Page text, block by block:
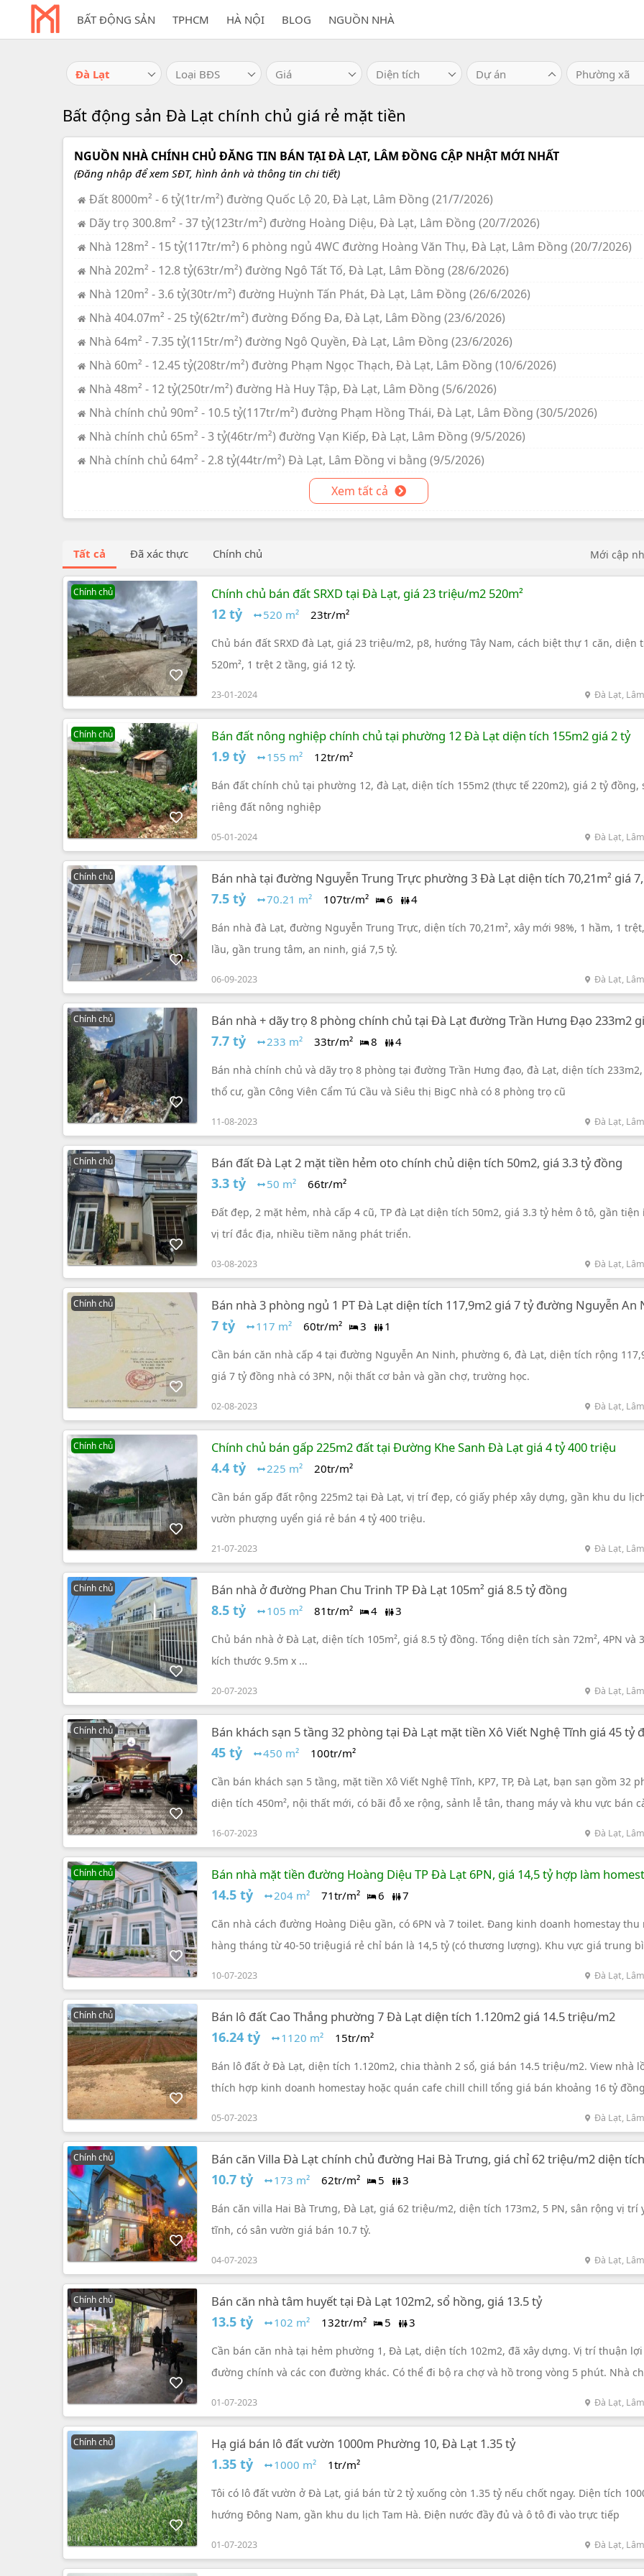
BẤT ĐỘNG SẢN TPHCM HÀ NỘI BLOG NGUỒN NHÀ
Đà Lạt Loại BĐS Giá Diện tích Dự án Phường xã
Bất động sản Đà Lạt chính chủ giá rẻ mặt tiền
NGUỒN NHÀ CHÍNH CHỦ ĐĂNG TIN BÁN TẠI ĐÀ LẠT, LÂM ĐỒNG CẬP NHẬT MỚI NHẤT
(Đăng nhập để xem SĐT, hình ảnh và thông tin chi tiết)
Đất 8000m² - 6 tỷ(1tr/m²) đường Quốc Lộ 20, Đà Lạt, Lâm Đồng (21/7/2026)
Dãy trọ 300.8m² - 37 tỷ(123tr/m²) đường Hoàng Diệu, Đà Lạt, Lâm Đồng (20/7/2026)
Nhà 128m² - 15 tỷ(117tr/m²) 6 phòng ngủ 4WC đường Hoàng Văn Thụ, Đà Lạt, Lâm Đồng (20/7/2026)
Nhà 202m² - 12.8 tỷ(63tr/m²) đường Ngô Tất Tố, Đà Lạt, Lâm Đồng (28/6/2026)
Nhà 120m² - 3.6 tỷ(30tr/m²) đường Huỳnh Tấn Phát, Đà Lạt, Lâm Đồng (26/6/2026)
Nhà 404.07m² - 25 tỷ(62tr/m²) đường Đống Đa, Đà Lạt, Lâm Đồng (23/6/2026)
Nhà 64m² - 7.35 tỷ(115tr/m²) đường Ngô Quyền, Đà Lạt, Lâm Đồng (23/6/2026)
Nhà 60m² - 12.45 tỷ(208tr/m²) đường Phạm Ngọc Thạch, Đà Lạt, Lâm Đồng (10/6/2026)
Nhà 48m² - 12 tỷ(250tr/m²) đường Hà Huy Tập, Đà Lạt, Lâm Đồng (5/6/2026)
Nhà chính chủ 90m² - 10.5 tỷ(117tr/m²) đường Phạm Hồng Thái, Đà Lạt, Lâm Đồng (30/5/2026)
Nhà chính chủ 65m² - 3 tỷ(46tr/m²) đường Vạn Kiếp, Đà Lạt, Lâm Đồng (9/5/2026)
Nhà chính chủ 64m² - 2.8 tỷ(44tr/m²) Đà Lạt, Lâm Đồng vi bằng (9/5/2026)
Xem tất cả
Tất cả Đã xác thực Chính chủ Mới cập
Chính chủ Chính chủ bán đất SRXD tại Đà Lạt, giá 23 triệu/m2 520m²
12 tỷ 520 m² 23tr/m²
Chủ bán đất SRXD đà Lạt, giá 23 triệu/m2, p8, hướng Tây Nam, cách biệt thự 1 căn, diện
520m², 1 trệt 2 tầng, giá 12 tỷ.
23-01-2024 Đà Lạt,
Chính chủ Bán đất nông nghiệp chính chủ tại phường 12 Đà Lạt diện tích 155m2 giá 2 tỷ
1.9 tỷ 155 m² 12tr/m²
Bán đất chính chủ tại phường 12, đà Lạt, diện tích 155m2 (thực tế 220m2), giá 2 tỷ đồng,
riêng đất nông nghiệp
05-01-2024 Đà Lạt,
Chính chủ
Bán nhà tại đường Nguyễn Trung Trực phường 3 Đà Lạt diện tích 70,21m² giá
đồng
7.5 tỷ 70.21 m² 107tr/m² 6 4
Bán nhà đà Lạt, đường Nguyễn Trung Trực, diện tích 70,21m², xây mới 98%, 1 hầm, 1
lầu, gần trung tâm, an ninh, giá 7,5 tỷ.
06-09-2023 Đà Lạt,
Chính chủ
Bán nhà + dãy trọ 8 phòng chính chủ tại Đà Lạt đường Trần Hưng Đạo 233m2
tỷ đồng
7.7 tỷ 233 m² 33tr/m² 8 4
Bán nhà chính chủ và dãy trọ 8 phòng tại đường Trần Hưng đạo, đà Lạt, diện tích
thổ cư, gần Công Viên Cẩm Tú Cầu và Siêu thị BigC nhà có 8 phòng trọ cũ
11-08-2023 Đà Lạt,
Chính chủ Bán đất Đà Lạt 2 mặt tiền hẻm oto chính chủ diện tích 50m2, giá 3.3 tỷ đồng
3.3 tỷ 50 m² 66tr/m²
Đất đẹp, 2 mặt hẻm, nhà cấp 4 cũ, TP đà Lạt diện tích 50m2, giá 3.3 tỷ hẻm ô tô, gần tiện
vị trí đắc địa, nhiều tiềm năng phát triển.
03-08-2023 Đà Lạt,
Chính chủ Bán nhà 3 phòng ngủ 1 PT Đà Lạt diện tích 117,9m2 giá 7 tỷ đường Nguyễn An
7 tỷ 117 m² 60tr/m² 3 1
Cần bán căn nhà cấp 4 tại đường Nguyễn An Ninh, phường 6, đà Lạt, diện tích rộng
giá 7 tỷ đồng nhà có 3PN, nội thất cơ bản và gần chợ, trường học.
02-08-2023 Đà Lạt,
Chính chủ Chính chủ bán gấp 225m2 đất tại Đường Khe Sanh Đà Lạt giá 4 tỷ 400 triệu
4.4 tỷ 225 m² 20tr/m²
Cần bán gấp đất rộng 225m2 tại Đà Lạt, vị trí đẹp, có giấy phép xây dựng, gần khu du
vườn phượng uyển giá rẻ bán 4 tỷ 400 triệu.
21-07-2023 Đà Lạt,
Chính chủ Bán nhà ở đường Phan Chu Trinh TP Đà Lạt 105m² giá 8.5 tỷ đồng
8.5 tỷ 105 m² 81tr/m² 4 3
Chủ bán nhà ở Đà Lạt, diện tích 105m², giá 8.5 tỷ đồng. Tổng diện tích sàn 72m², 4PN và
kích thước 9.5m x ...
20-07-2023 Đà Lạt,
Chính chủ Bán khách sạn 5 tầng 32 phòng tại Đà Lạt mặt tiền Xô Viết Nghệ Tĩnh giá 45 tỷ
45 tỷ 450 m² 100tr/m²
Cần bán khách sạn 5 tầng, mặt tiền Xô Viết Nghệ Tĩnh, KP7, TP, Đà Lạt, bạn sạn gồm 32
diện tích 450m², nội thất mới, có bãi đỗ xe rộng, sảnh lễ tân, thang máy và khu vực bán
16-07-2023 Đà Lạt,
Chính chủ Bán nhà mặt tiền đường Hoàng Diệu TP Đà Lạt 6PN, giá 14,5 tỷ hợp làm
14.5 tỷ 204 m² 71tr/m² 6 7
Căn nhà cách đường Hoàng Diệu gần, có 6PN và 7 toilet. Đang kinh doanh homestay thu
hàng tháng từ 40-50 triệugiá rẻ chỉ bán là 14,5 tỷ (có thương lượng). Khu vực giá trung
10-07-2023 Đà Lạt,
Chính chủ Bán lô đất Cao Thắng phường 7 Đà Lạt diện tích 1.120m2 giá 14.5 triệu/m2
16.24 tỷ 1120 m² 15tr/m²
Bán lô đất ở Đà Lạt, diện tích 1.120m2, chia thành 2 sổ, giá bán 14.5 triệu/m2. View nhà
thích hợp kinh doanh homestay hoặc quán cafe chill chill tổng giá bán khoảng 16 tỷ
05-07-2023 Đà Lạt,
Chính chủ
Bán căn Villa Đà Lạt chính chủ đường Hai Bà Trưng, giá chỉ 62 triệu/m2 diện tích
173m2
10.7 tỷ 173 m² 62tr/m² 5 3
Bán căn villa Hai Bà Trưng, Đà Lạt, giá 62 triệu/m2, diện tích 173m2, 5 PN, sân rộng vị trí
tĩnh, có sân vườn giá bán 10.7 tỷ.
04-07-2023 Đà Lạt,
Chính chủ Bán căn nhà tâm huyết tại Đà Lạt 102m2, sổ hồng, giá 13.5 tỷ
13.5 tỷ 102 m² 132tr/m² 5 3
Cần bán căn nhà tại hẻm phường 1, Đà Lạt, diện tích 102m2, đã xây dựng. Vị trí thuận
đường chính và các con đường khác. Có thể đi bộ ra chợ và hồ trong vòng 5 phút. Nhà
5PN và 3 phòng tắm.
01-07-2023 Đà Lạt,
Chính chủ Hạ giá bán lô đất vườn 1000m Phường 10, Đà Lạt 1.35 tỷ
1.35 tỷ 1000 m² 1tr/m²
Tôi có lô đất vườn ở Đà Lạt, giá bán từ 2 tỷ xuống còn 1.35 tỷ nếu chốt ngay. Diện tích
hướng Đông Nam, gần khu du lịch Tam Hà. Điện nước đầy đủ và ô tô đi vào trực tiếp
01-07-2023 Đà Lạt,